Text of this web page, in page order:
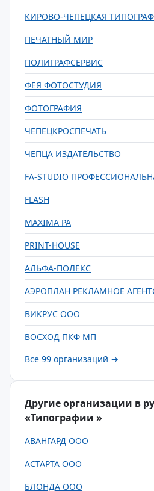
КИРОВО-ЧЕПЕЦКАЯ
ПЕЧАТНЫЙ МИР
ПОЛИГРАФСЕРВИС
ФЕЯ ФОТОСТУДИЯ
ФОТОГРАФИЯ
ЧЕПЕЦКРОСПЕЧАТЬ
ЧЕПЦА ИЗДАТЕЛЬСТВО
FA-STUDIO
FLASH
MAXIMA РА
PRINT-HOUSE
АЛЬФА-ПОЛЕКС
АЭРОПЛАН РЕКЛАМНОЕ
ВИКРУС ООО
ВОСХОД ПКФ МП
Все 99 организаций →
Другие организации в
«Типографии »
АВАНГАРД ООО
АСТАРТА ООО
БЛОНДА ООО